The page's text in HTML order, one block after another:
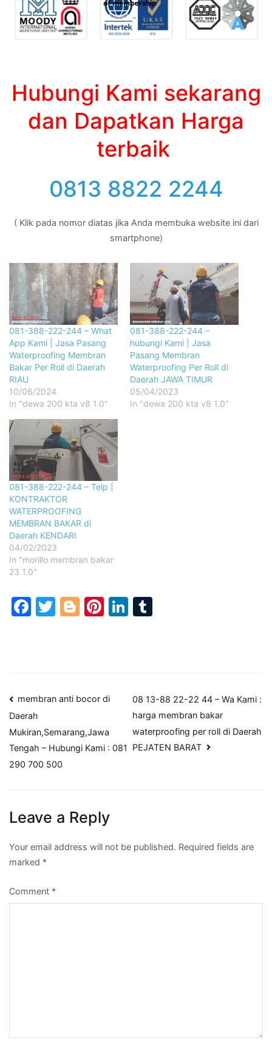
Hubungi Kami sekarang
dan Dapatkan Harga
terbaik
0813 8822 2244
( Klik pada nomor diatas jika Anda membuka website ini dari
smartphone)
081-388-222-244 – What
App Kami | Jasa Pasang
Waterproofing Membran
Bakar Per Roll di Daerah
RIAU
10/06/2024
In "dewa 200 kta v8 1.0"
081-388-222-244 –
hubungi Kami | Jasa
Pasang Membran
Waterproofing Per Roll di
Daerah JAWA TIMUR
05/04/2023
In "dewa 200 kta v8 1.0"
081-388-222-244 – Telp |
KONTRAKTOR
WATERPROOFING
MEMBRAN BAKAR di
Daerah KENDARI
04/02/2023
In "morillo membran bakar
23 1.0"
Facebook
Twitter
Blogger
Pinterest
LinkedIn
Post
navigation
membran anti bocor di
Daerah
Mukiran,Semarang,Jawa
Tengah – Hubungi Kami : 081
290 700 500
08 13-88 22-22 44 – Wa Kami :
harga membran bakar
waterproofing per roll di Daerah
PEJATEN BARAT
Leave a Reply
Your email address will not be published. Required fields are
marked *
Comment *